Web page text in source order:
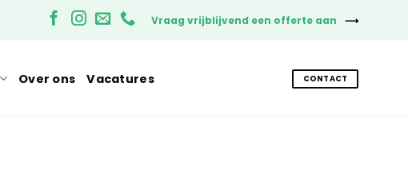
Vraag vrijblijvend een offerte aan
Over ons Vacatures CONTACT